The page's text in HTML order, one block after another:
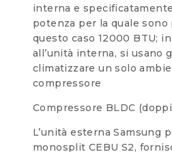
interna e
potenza per la quale
questo caso 12000 BTU;
all’unità interna, si usano
climatizzare un solo
compressore
Compressore BLDC
L’unità esterna Samsung
monosplit CEBU S2,